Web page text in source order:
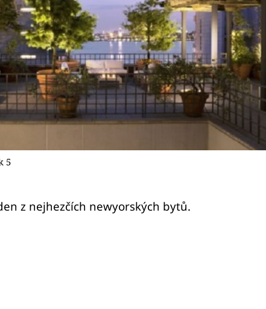
5
z nejhezčích newyorských bytů.